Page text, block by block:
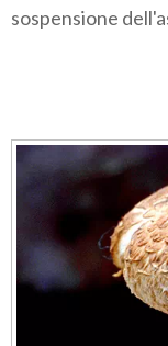
sospensione